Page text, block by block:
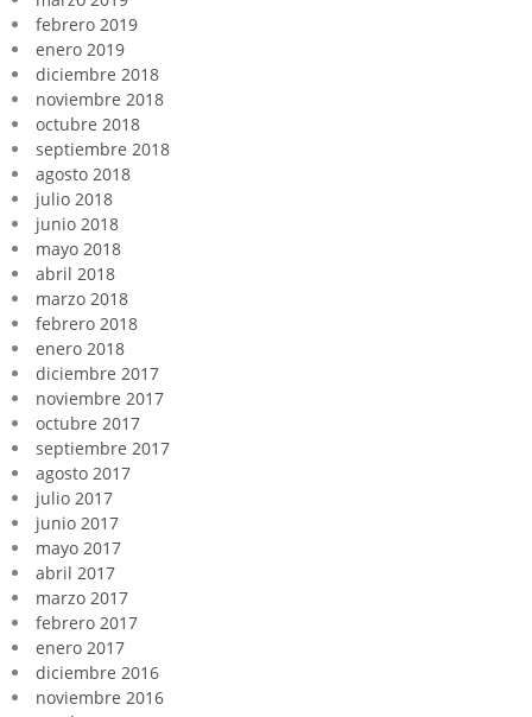
febrero 2019
enero 2019
diciembre 2018
noviembre 2018
octubre 2018
septiembre 2018
agosto 2018
julio 2018
junio 2018
mayo 2018
abril 2018
marzo 2018
febrero 2018
enero 2018
diciembre 2017
noviembre 2017
octubre 2017
septiembre 2017
agosto 2017
julio 2017
junio 2017
mayo 2017
abril 2017
marzo 2017
febrero 2017
enero 2017
diciembre 2016
noviembre 2016